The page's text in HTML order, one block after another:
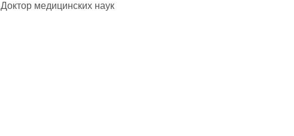
Доктор медицинских наук